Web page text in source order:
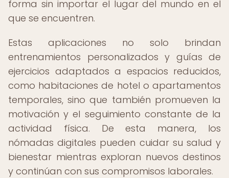
forma sin importar el lugar del mundo en el
que se encuentren.
Estas aplicaciones no solo brindan
entrenamientos personalizados y guías de
ejercicios adaptados a espacios reducidos,
como habitaciones de hotel o apartamentos
temporales, sino que también promueven la
motivación y el seguimiento constante de la
actividad física. De esta manera, los
nómadas digitales pueden cuidar su salud y
bienestar mientras exploran nuevos destinos
y continúan con sus compromisos laborales.